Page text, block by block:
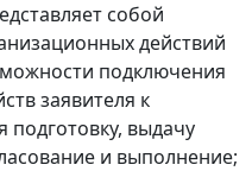
собой
действий
подключения
заявителя к
подготовку, выдачу
и выполнение;